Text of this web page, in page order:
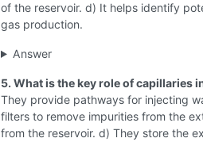
of the reservoir. d) It helps identify
gas production.
Answer
5. What is the key role of capillaries
They provide pathways for injecting
filters to remove impurities from the
from the reservoir. d) They store the